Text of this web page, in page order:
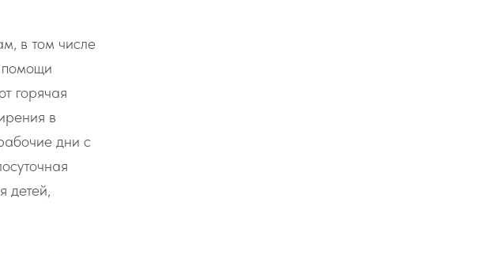
в том числе
помощи
горячая
в
дни с
детей,